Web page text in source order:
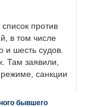
против
в том числе
и шесть судов.
Там заявили,
санкции
бывшего